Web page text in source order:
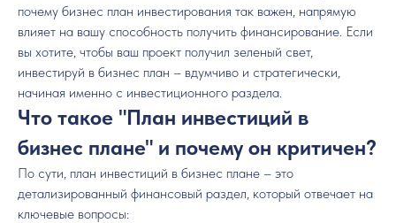
почему бизнес план инвестирования так важен, напрямую
влияет на вашу способность получить финансирование. Если
вы хотите, чтобы ваш проект получил зеленый свет,
инвестируй в бизнес план – вдумчиво и стратегически,
начиная именно с инвестиционного раздела.
Что такое "План инвестиций в
бизнес плане" и почему он критичен?
По сути, план инвестиций в бизнес плане – это
детализированный финансовый раздел, который отвечает на
ключевые вопросы: